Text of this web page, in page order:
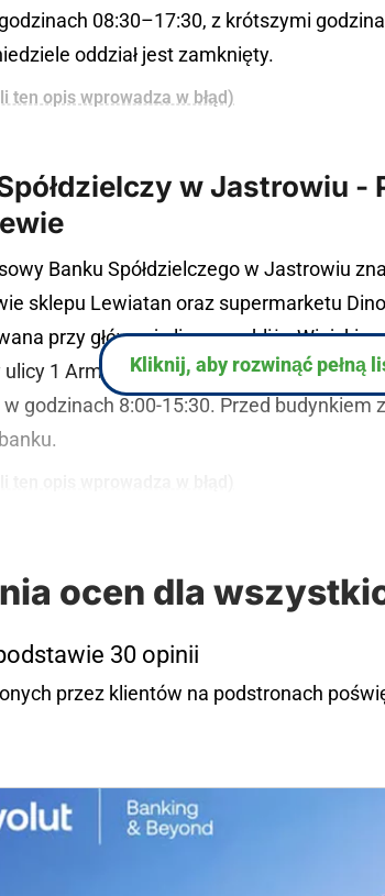
08:30–17:30, z krótszymi
oddział jest zamknięty.
ten opis wprowadza w błąd)
w Jastrowiu -
Banku Spółdzielczego w Jastrowiu
sklepu Lewiatan oraz supermarketu
przy głównej ulicy, w pobliżu
1 Armii Wojska Polskiego. Punkt
godzinach 8:00-15:30. Przed budynkiem
Kliknij, aby rozwinąć pełną
ocen dla
30 opinii
przez klientów na podstronach